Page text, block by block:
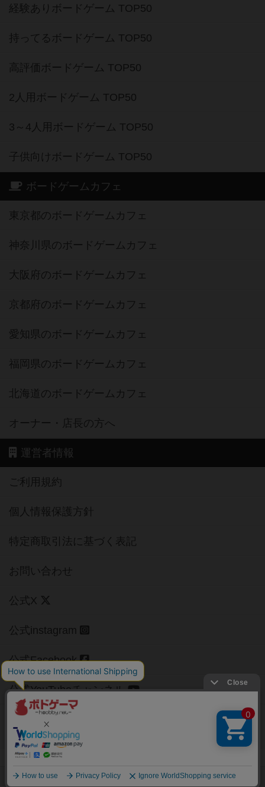
経験ありボードゲーム TOP50
持ってるボードゲーム TOP50
高評価ボードゲーム TOP50
2人用ボードゲーム TOP50
3～4人用ボードゲーム TOP50
子供向けボードゲーム TOP50
ボードゲームカフェ
東京都のボードゲームカフェ
神奈川県のボードゲームカフェ
大阪府のボードゲームカフェ
京都府のボードゲームカフェ
愛知県のボードゲームカフェ
福岡県のボードゲームカフェ
北海道のボードゲームカフェ
オーナー・店長の方へ
運営者情報
ご利用規約
個人情報保護方針
特定商取引法に基づく表記
お問い合わせ
公式X
公式instagram
公式Facebook
公式YouTubeチャンネル